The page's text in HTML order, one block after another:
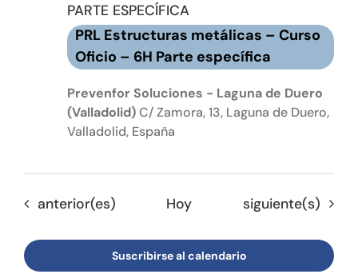
PARTE ESPECÍFICA
PRL Estructuras metálicas – Curso
Oficio – 6H Parte específica
Prevenfor Soluciones - Laguna de Duero
(Valladolid)C/ Zamora, 13, Laguna de Duero,
Valladolid, España
Eventos
anterior(es) Hoy Eventos
siguiente(s)
Suscribirse al calendario